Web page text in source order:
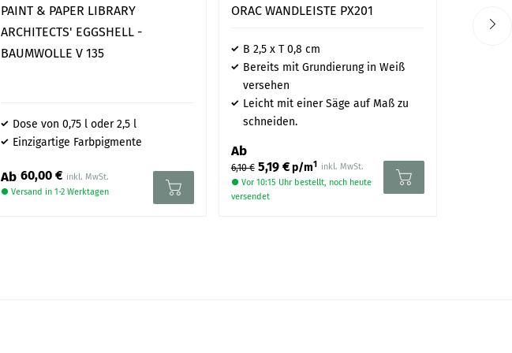
PAINT & PAPER LIBRARY
ARCHITECTS' EGGSHELL -
BAUMWOLLE V 135
Dose von 0,75 l oder 2,5 l
Einzigartige Farbpigmente
Ab 60,00 €
● Versand in 1-2 Werktagen
ORAC WANDLEISTE PX201
B 2,5 x T 0,8 cm
Bereits mit Grundierung in Weiß
versehen
Leicht mit einer Säge auf Maß zu
schneiden.
Ab
6,10 € 5,19 €p/m1
inkl. MwSt.
● Vor 10:15 Uhr bestellt, noch heute
versendet